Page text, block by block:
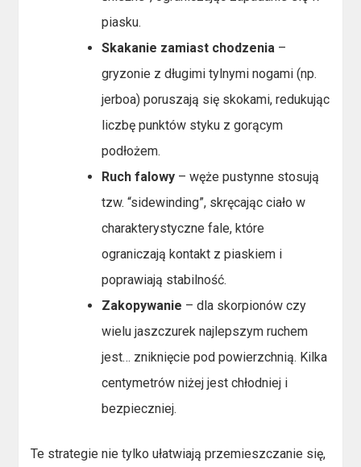
piasku.
Skakanie zamiast chodzenia –
gryzonie z długimi tylnymi nogami (np.
jerboa) poruszają się skokami, redukując
liczbę punktów styku z gorącym
podłożem.
Ruch falowy – węże pustynne stosują
tzw. “sidewinding”, skręcając ciało w
charakterystyczne fale, które
ograniczają kontakt z piaskiem i
poprawiają stabilność.
Zakopywanie – dla skorpionów czy
wielu jaszczurek najlepszym ruchem
jest… zniknięcie pod powierzchnią. Kilka
centymetrów niżej jest chłodniej i
bezpieczniej.
Te strategie nie tylko ułatwiają przemieszczanie się,